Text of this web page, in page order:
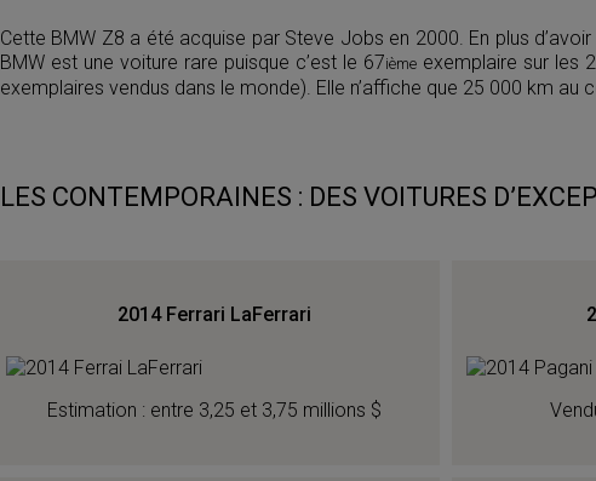
Cette BMW Z8 a été acquise par Steve Jobs en 2000. En plus
BMW est une voiture rare puisque c’est le 67ièmeexemplaire sur les
exemplaires vendus dans le monde). Elle n’affiche que 25 000 km au
LES CONTEMPORAINES : DES VOITURES
2014 Ferrari LaFerrari
Estimation : entre 3,25 et 3,75 millions $